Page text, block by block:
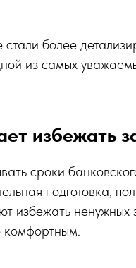
более
из самых
избежать
сроки
подготовка,
избежать
комфортным.